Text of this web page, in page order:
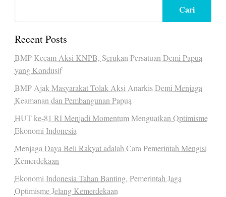
Cari
Recent Posts
BMP Kecam Aksi KNPB, Serukan Persatuan Demi Papua
yang Kondusif
BMP Ajak Masyarakat Tolak Aksi Anarkis Demi Menjaga
Keamanan dan Pembangunan Papua
HUT ke-81 RI Menjadi Momentum Menguatkan Optimisme
Ekonomi Indonesia
Menjaga Daya Beli Rakyat adalah Cara Pemerintah Mengisi
Kemerdekaan
Ekonomi Indonesia Tahan Banting, Pemerintah Jaga
Optimisme Jelang Kemerdekaan